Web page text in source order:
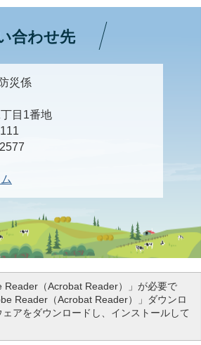
合わせ先
災係
目1番地
Reader（Acrobat Reader）」が必要で
Reader（Acrobat Reader）」ダウンロ
アをダウンロードし、インストールして